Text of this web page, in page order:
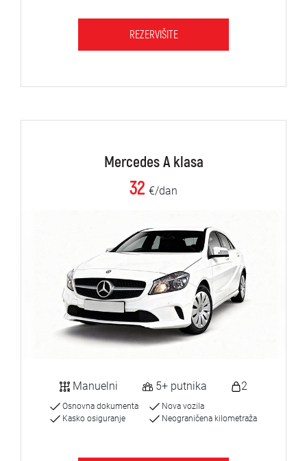
REZERVIŠITE
Mercedes A klasa
32 €/dan
Manuelni 5+ putnika 2
Osnovna dokumenta
Kasko osiguranje
Nova vozila
Neograničena kilometraža